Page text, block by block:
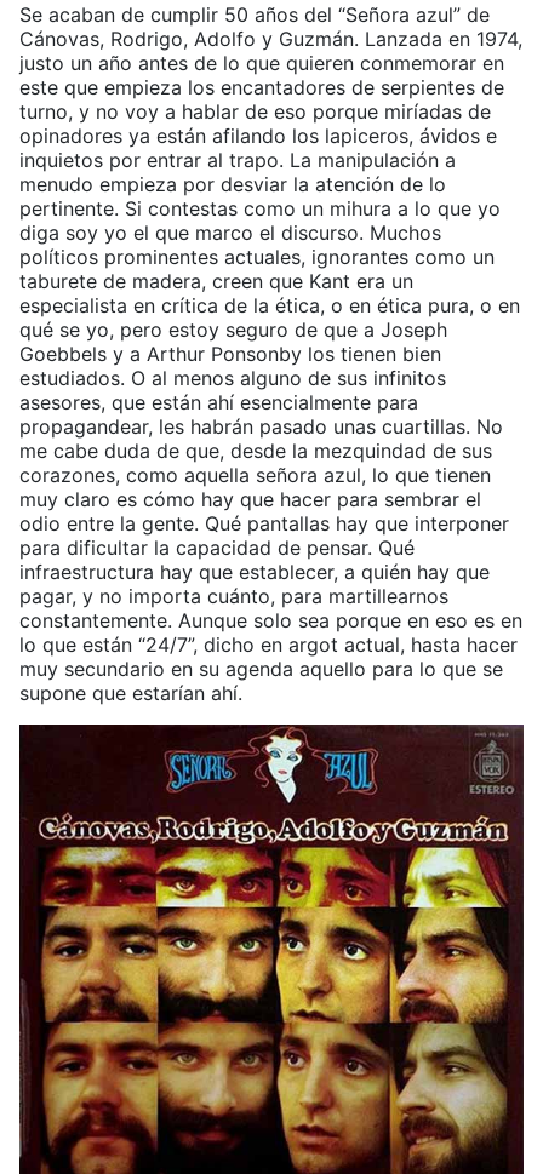
Se acaban de cumplir 50 años del “Señora azul” de
Cánovas, Rodrigo, Adolfo y Guzmán. Lanzada en 1974,
justo un año antes de lo que quieren conmemorar en
este que empieza los encantadores de serpientes de
turno, y no voy a hablar de eso porque miríadas de
opinadores ya están afilando los lapiceros, ávidos e
inquietos por entrar al trapo. La manipulación a
menudo empieza por desviar la atención de lo
pertinente. Si contestas como un mihura a lo que yo
diga soy yo el que marco el discurso. Muchos
políticos prominentes actuales, ignorantes como un
taburete de madera, creen que Kant era un
especialista en crítica de la ética, o en ética pura, o en
qué se yo, pero estoy seguro de que a Joseph
Goebbels y a Arthur Ponsonby los tienen bien
estudiados. O al menos alguno de sus infinitos
asesores, que están ahí esencialmente para
propagandear, les habrán pasado unas cuartillas. No
me cabe duda de que, desde la mezquindad de sus
corazones, como aquella señora azul, lo que tienen
muy claro es cómo hay que hacer para sembrar el
odio entre la gente. Qué pantallas hay que interponer
para dificultar la capacidad de pensar. Qué
infraestructura hay que establecer, a quién hay que
pagar, y no importa cuánto, para martillearnos
constantemente. Aunque solo sea porque en eso es en
lo que están “24/7”, dicho en argot actual, hasta hacer
muy secundario en su agenda aquello para lo que se
supone que estarían ahí.